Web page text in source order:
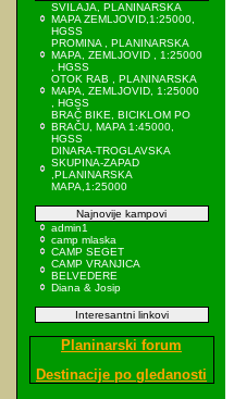
SVILAJA, PLANINARSKA
MAPA ZEMLJOVID,1:25000,
HGSS
PROMINA , PLANINARSKA
MAPA, ZEMLJOVID , 1:25000
, HGSS
OTOK RAB , PLANINARSKA
MAPA, ZEMLJOVID, 1:25000
, HGSS
BRAČ BIKE, BICIKLOM PO
BRAČU, MAPA 1:45000,
HGSS
DINARA-TROGLAVSKA
SKUPINA-ZAPAD
,PLANINARSKA
MAPA,1:25000
Najnovije kampovi
admin1
camp mlaska
CAMP SEGET
CAMP VRANJICA
BELVEDERE
Diana & Josip
Interesantni linkovi
Planinarski forum
Destinacije po gledanosti